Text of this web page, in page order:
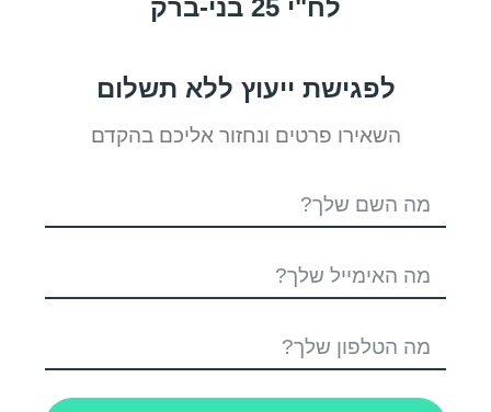
לח"י 25 בני-ברק
לפגישת ייעוץ ללא תשלום
השאירו פרטים ונחזור אליכם בהקדם